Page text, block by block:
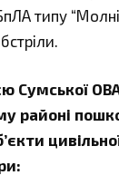
типу
Сумської
районі